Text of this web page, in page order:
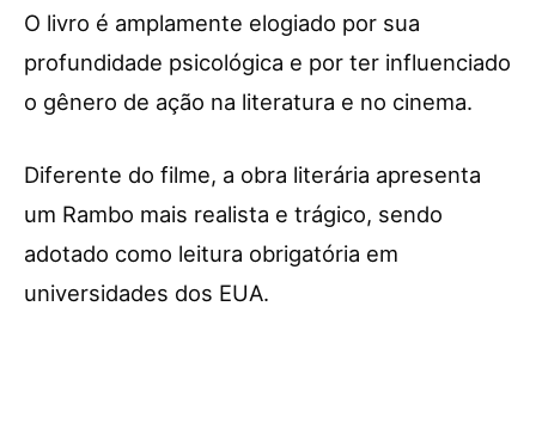
O livro é amplamente elogiado por sua
profundidade psicológica e por ter influenciado
o gênero de ação na literatura e no cinema.
Diferente do filme, a obra literária apresenta
um Rambo mais realista e trágico, sendo
adotado como leitura obrigatória em
universidades dos EUA.